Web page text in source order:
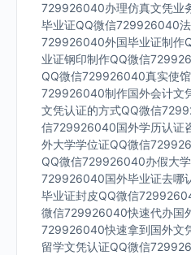
729926040办理仿真文凭业
毕业证QQ微信729926040
729926040外国毕业证制作
业证钢印制作QQ微信
QQ微信729926040真实使
729926040制作国外会计文
文凭认证的方式QQ微信
信729926040国外学历认证
外大学学位证QQ微信
QQ微信729926040办假大
729926040国外毕业证去哪
毕业证封皮QQ微信
微信729926040快速代办国
729926040快速拿到国外文
留学文凭认证QQ微信